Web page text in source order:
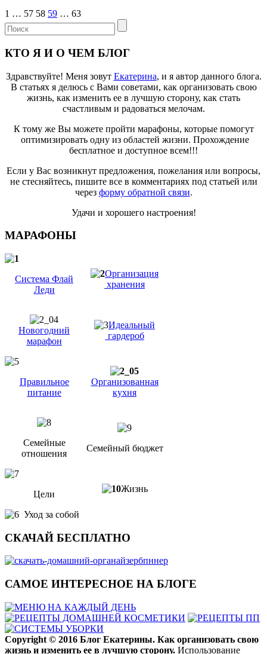
1 … 57 58 59 … 63
КТО Я И О ЧЕМ БЛОГ
Здравствуйте! Меня зовут Екатерина, и я автор данного блога.
В статьях я делюсь с Вами советами, как организовать свою
жизнь, как изменить ее в лучшую сторону, как стать
счастливым и радоваться мелочам.
К тому же Вы можете пройти марафоны, которые помогут
оптимизировать одну из областей жизни. Прохождение
бесплатное и доступное всем!!!
Если у Вас возникнут предложения, пожелания или вопросы,
не стесняйтесь, пишите все в комментариях под статьей или
через форму обратной связи.
Удачи и хорошего настроения!
МАРАФОНЫ
Система Флай
Леди
Организация
хранения
Новогодний
марафон
Идеальный
гардероб
Правильное
питание
Организованная
кухня
Семейные
отношения
Семейный бюджет
Цели
Жизнь
Уход за собой
СКАЧАЙ БЕСПЛАТНО
САМОЕ ИНТЕРЕСНОЕ НА БЛОГЕ
Copyright © 2016 Блог Екатерины. Как организовать свою
жизнь и изменить ее в лучшую сторону. Использование